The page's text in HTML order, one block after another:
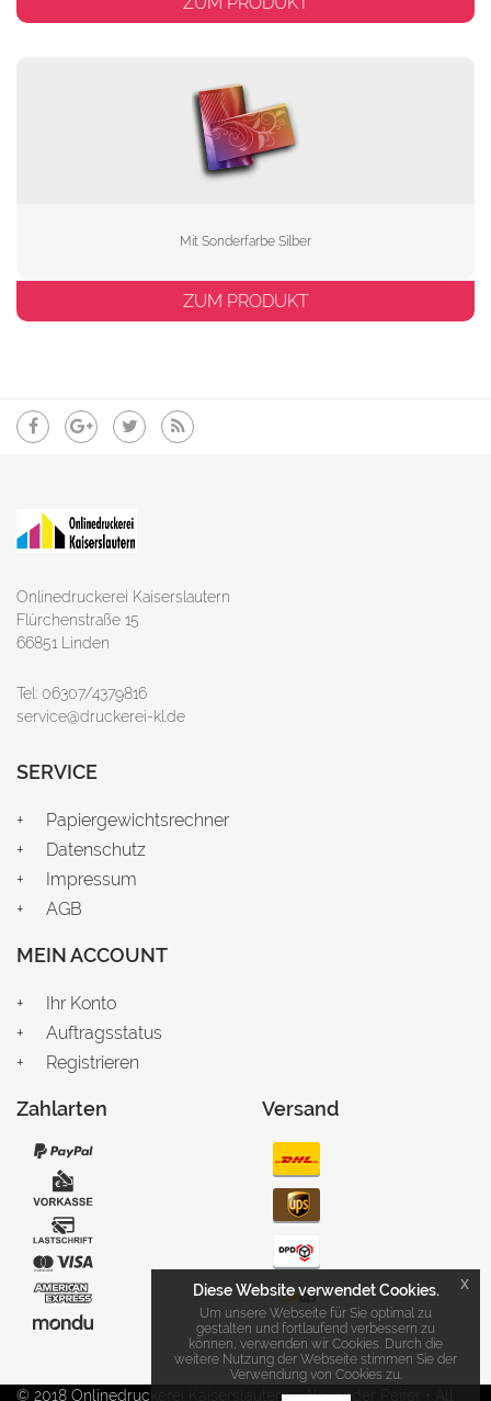
Mit Sonderfarbe Silber
ZUM PRODUKT
Onlinedruckerei Kaiserslautern
Flürchenstraße 15
66851 Linden
Tel: 06307/4379816
service@druckerei-kl.de
SERVICE
Papiergewichtsrechner
Datenschutz
Impressum
AGB
MEIN ACCOUNT
Ihr Konto
Auftragsstatus
Registrieren
Zahlarten Versand
© 2018 Onlinedruckerei Kaiserslautern • Alexander Peifer • All
Diese Website verwendet Cookies.
Um unsere Webseite für Sie optimal zu
gestalten und fortlaufend verbessern zu
können, verwenden wir Cookies. Durch die
weitere Nutzung der Webseite stimmen Sie der
Verwendung von Cookies zu.
x